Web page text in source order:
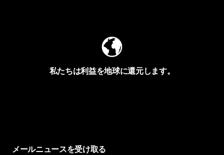
私たちは利益を地球に還元します。
メールニュースを受け取る